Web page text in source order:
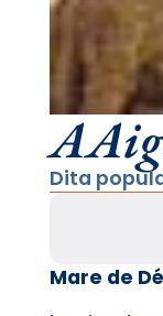
Dita
Mare de